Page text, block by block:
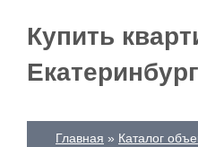
Купить
Екатеринбург
Главная Каталог